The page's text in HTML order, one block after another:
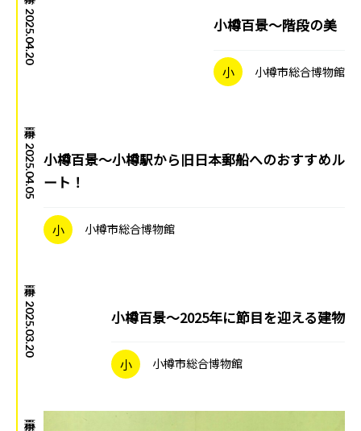
2025.04.20 小樽百景～階段の美
小 小樽市総合博物館
|
2025.04.05 小樽百景～小樽駅から旧日本郵船へのおすすめル
ート！
小 小樽市総合博物館
|
2025.03.20 小樽百景～2025年に節目を迎える建物
小 小樽市総合博物館
|